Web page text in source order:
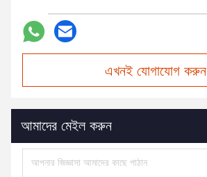
এখনই যোগাযোগ করুন
আমাদের মেইল করুন